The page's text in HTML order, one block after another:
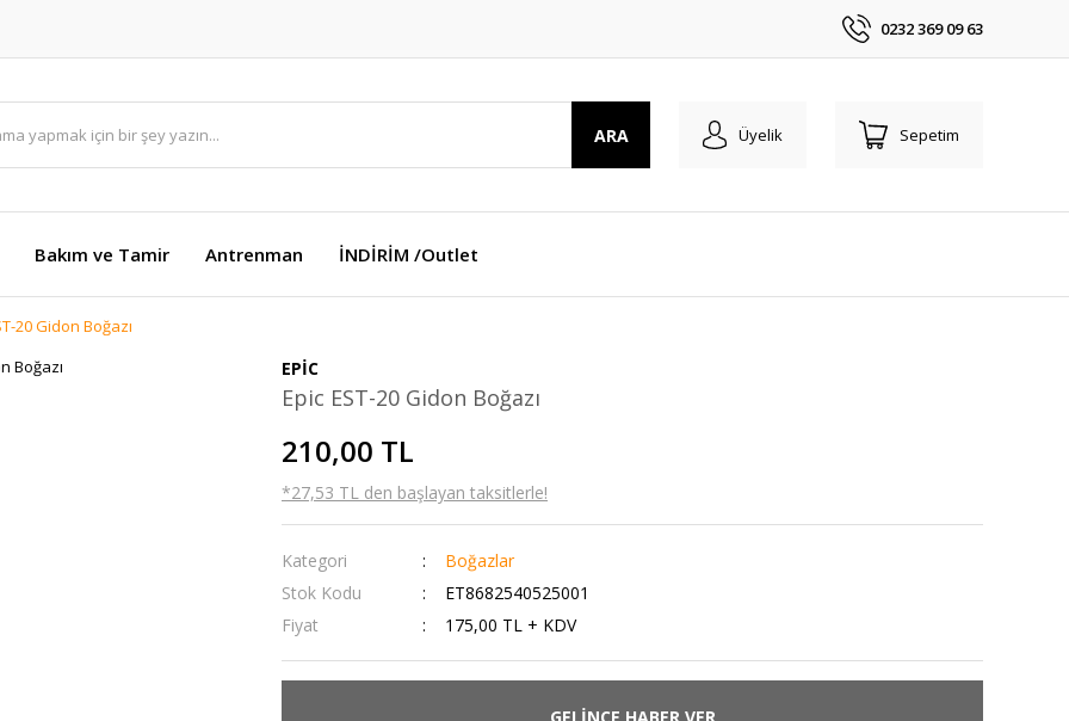
0232 369 09 63
ARA Üyelik Sepetim
Bakım ve Tamir Antrenman İNDİRİM /Outlet
20 Gidon Boğazı
EPİC
Epic EST-20 Gidon Boğazı
210,00 TL
*27,53 TL den başlayan taksitlerle!
Kategori
Boğazlar
Stok Kodu
ET8682540525001
Fiyat
175,00 TL + KDV
GELİNCE HABER VER